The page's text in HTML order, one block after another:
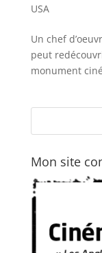
USA
Un chef
peut
monument
Mon site